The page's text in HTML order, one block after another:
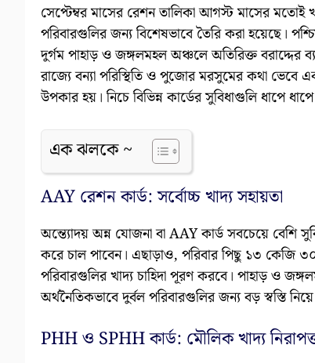
সেপ্টেম্বর মাসের রেশন তালিকা আগস্ট মাসের মতোই
পরিবারগুলির জন্য বিশেষভাবে তৈরি করা হয়েছে।
দুর্গম পাহাড় ও জঙ্গলমহল অঞ্চলে অতিরিক্ত বরাদ্দের
রাজ্যে বন্যা পরিস্থিতি ও পুজোর মরসুমের কথা ভেবে
উপকার হয়। নিচে বিভিন্ন কার্ডের সুবিধাগুলি ধাপে
এক ঝলকে ~
AAY রেশন কার্ড: সর্বোচ্চ খাদ্য সহায়তা
অন্ত্যোদয় অন্ন যোজনা বা AAY কার্ড সবচেয়ে বেশি
করে চাল পাবেন। এছাড়াও, পরিবার পিছু ১৩ কেজি
পরিবারগুলির খাদ্য চাহিদা পূরণ করবে। পাহাড় ও
অর্থনৈতিকভাবে দুর্বল পরিবারগুলির জন্য বড় স্বস্তি
PHH ও SPHH কার্ড: মৌলিক খাদ্য